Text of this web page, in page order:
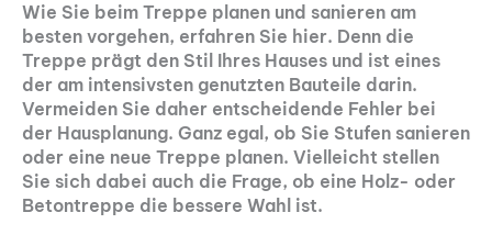
Wie Sie beim Treppe planen und sanieren am
besten vorgehen, erfahren Sie hier. Denn die
Treppe prägt den Stil Ihres Hauses und ist eines
der am intensivsten genutzten Bauteile darin.
Vermeiden Sie daher entscheidende Fehler bei
der Hausplanung. Ganz egal, ob Sie Stufen sanieren
oder eine neue Treppe planen. Vielleicht stellen
Sie sich dabei auch die Frage, ob eine Holz- oder
Betontreppe die bessere Wahl ist.